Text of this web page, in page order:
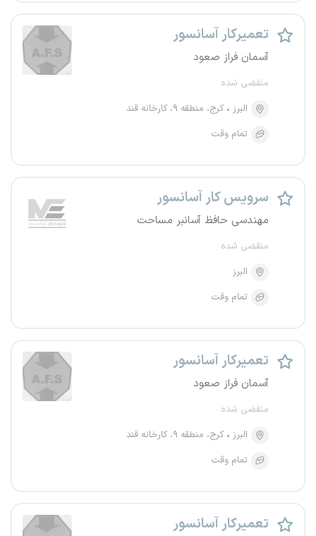
تعمیرکار آسانسور
آسمان فراز صعود
منقضی شده
البرز
کرج، منطقه ۹، کارخانه قند
تمام وقت
سرویس کار آسانسور
مهندسی حافظ آسانبر مساحت
منقضی شده
البرز
تمام وقت
تعمیرکار آسانسور
آسمان فراز صعود
منقضی شده
البرز
کرج، منطقه ۹، کارخانه قند
تمام وقت
تعمیرکار آسانسور